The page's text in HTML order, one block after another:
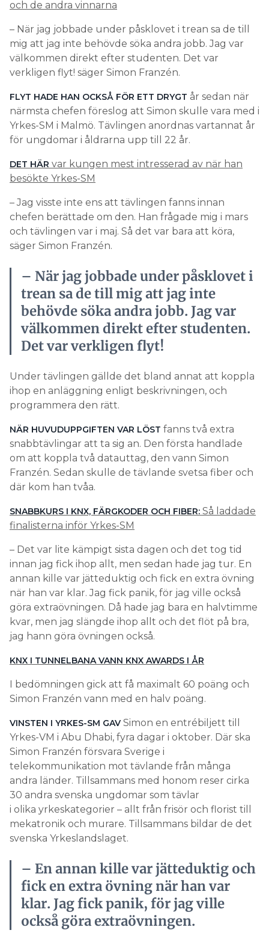
och de andra vinnarna
– När jag jobbade under påsklovet i trean sa de till
mig att jag inte behövde söka andra jobb. Jag var
välkommen direkt efter studenten. Det var
verkligen flyt! säger Simon Franzén.
FLYT HADE HAN OCKSÅ FÖR ETT DRYGT år sedan när
närmsta chefen föreslog att Simon skulle vara med i
Yrkes-SM i Malmö. Tävlingen anordnas vartannat år
för ungdomar i åldrarna upp till 22 år.
DET HÄR var kungen mest intresserad av när han
besökte Yrkes-SM
– Jag visste inte ens att tävlingen fanns innan
chefen berättade om den. Han frågade mig i mars
och tävlingen var i maj. Så det var bara att köra,
säger Simon Franzén.
– När jag jobbade under påsklovet i
trean sa de till mig att jag inte
behövde söka andra jobb. Jag var
välkommen direkt efter studenten.
Det var verkligen flyt!
Under tävlingen gällde det bland annat att koppla
ihop en anläggning enligt beskrivningen, och
programmera den rätt.
NÄR HUVUDUPPGIFTEN VAR LÖST fanns två extra
snabbtävlingar att ta sig an. Den första handlade
om att koppla två datauttag, den vann Simon
Franzén. Sedan skulle de tävlande svetsa fiber och
där kom han tvåa.
SNABBKURS I KNX, FÄRGKODER OCH FIBER: Så laddade
finalisterna inför Yrkes-SM
– Det var lite kämpigt sista dagen och det tog tid
innan jag fick ihop allt, men sedan hade jag tur. En
annan kille var jätteduktig och fick en extra övning
när han var klar. Jag fick panik, för jag ville också
göra extraövningen. Då hade jag bara en halvtimme
kvar, men jag slängde ihop allt och det flöt på bra,
jag hann göra övningen också.
KNX I TUNNELBANA VANN KNX AWARDS I ÅR
I bedömningen gick att få maximalt 60 poäng och
Simon Franzén vann med en halv poäng.
VINSTEN I YRKES-SM GAV Simon en entrébiljett till
Yrkes-VM i Abu Dhabi, fyra dagar i oktober. Där ska
Simon Franzén försvara Sverige i
telekommunikation mot tävlande från många
andra länder. Tillsammans med honom reser cirka
30 andra svenska ungdomar som tävlar
i olika yrkeskategorier – allt från frisör och florist till
mekatronik och murare. Tillsammans bildar de det
svenska Yrkeslandslaget.
– En annan kille var jätteduktig och
fick en extra övning när han var
klar. Jag fick panik, för jag ville
också göra extraövningen.